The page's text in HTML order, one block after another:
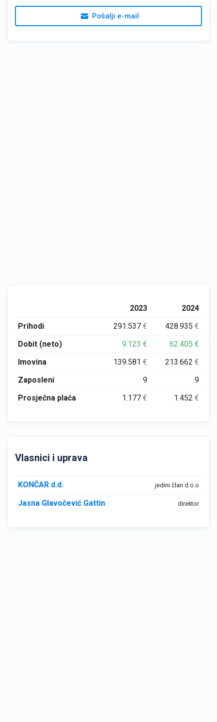
Pošalji e-mail
2023
2024
Prihodi
291.537€ 428.935€
Dobit (neto)
9.123€ 62.405€
Imovina
139.581€ 213.662€
Zaposleni
9
9
Prosječna plaća
1.177€ 1.452€
Vlasnici i uprava
KONČAR d.d. jedini član d.o.o
Jasna Glavočević Gattin direktor